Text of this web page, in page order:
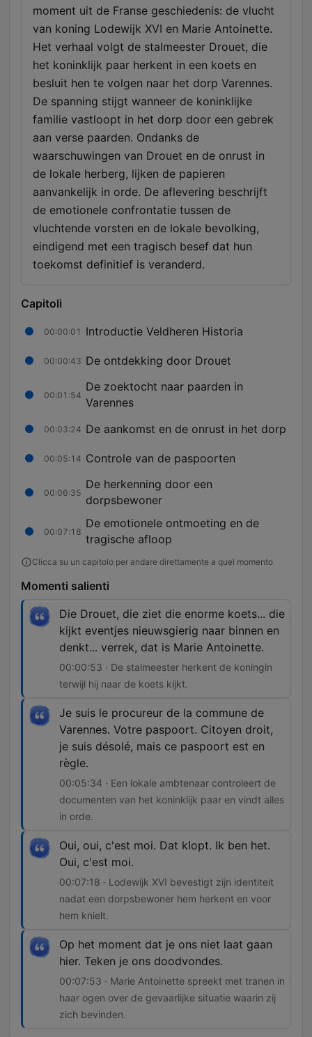
moment uit de Franse geschiedenis: de vlucht
van koning Lodewijk XVI en Marie Antoinette.
Het verhaal volgt de stalmeester Drouet, die
het koninklijk paar herkent in een koets en
besluit hen te volgen naar het dorp Varennes.
De spanning stijgt wanneer de koninklijke
familie vastloopt in het dorp door een gebrek
aan verse paarden. Ondanks de
waarschuwingen van Drouet en de onrust in
de lokale herberg, lijken de papieren
aanvankelijk in orde. De aflevering beschrijft
de emotionele confrontatie tussen de
vluchtende vorsten en de lokale bevolking,
eindigend met een tragisch besef dat hun
toekomst definitief is veranderd.
Capitoli
00:00:01 Introductie Veldheren Historia
00:00:43 De ontdekking door Drouet
00:01:54
De zoektocht naar paarden in
Varennes
00:03:24 De aankomst en de onrust in het dorp
00:05:14 Controle van de paspoorten
00:06:35
De herkenning door een
dorpsbewoner
00:07:18
De emotionele ontmoeting en de
tragische afloop
Clicca su un capitolo per andare direttamente a quel momento
Momenti salienti
Die Drouet, die ziet die enorme koets... die
kijkt eventjes nieuwsgierig naar binnen en
denkt... verrek, dat is Marie Antoinette.
00:00:53 · De stalmeester herkent de koningin
terwijl hij naar de koets kijkt.
Je suis le procureur de la commune de
Varennes. Votre paspoort. Citoyen droit,
je suis désolé, mais ce paspoort est en
règle.
00:05:34 · Een lokale ambtenaar controleert de
documenten van het koninklijk paar en vindt alles
in orde.
Oui, oui, c'est moi. Dat klopt. Ik ben het.
Oui, c'est moi.
00:07:18 · Lodewijk XVI bevestigt zijn identiteit
nadat een dorpsbewoner hem herkent en voor
hem knielt.
Op het moment dat je ons niet laat gaan
hier. Teken je ons doodvondes.
00:07:53 · Marie Antoinette spreekt met tranen in
haar ogen over de gevaarlijke situatie waarin zij
zich bevinden.